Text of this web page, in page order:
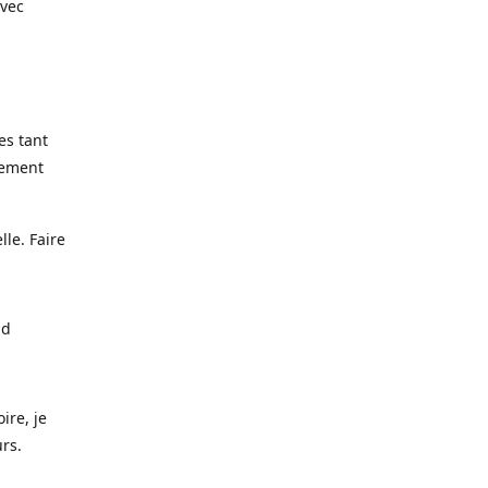
tant
Faire
je